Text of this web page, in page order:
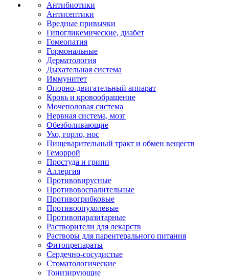
Антибиотики
Антисептики
Вредные привычки
Гипогликемические, диабет
Гомеопатия
Гормональные
Дерматология
Дыхательная система
Иммунитет
Опорно-двигательный аппарат
Кровь и кровообращение
Мочеполовая система
Нервная система, мозг
Обезболивающие
Ухо, горло, нос
Пищеварительный тракт и обмен веществ
Геморрой
Простуда и грипп
Аллергия
Противовирусные
Противовоспалительные
Противогрибковые
Противоопухолевые
Противопаразитарные
Растворители для лекарств
Растворы для парентерального питания
Фитопрепараты
Сердечно-сосудистые
Стоматологические
Тонизирующие